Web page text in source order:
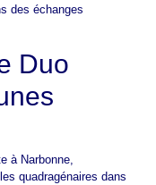
des échanges
Duo
à Narbonne,
quadragénaires dans